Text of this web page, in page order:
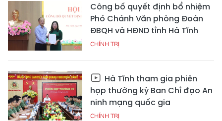
Công bố quyết định bổ nhiệm
Phó Chánh Văn phòng Đoàn
ĐBQH và HĐND tỉnh Hà Tĩnh
CHÍNH TRỊ
Hà Tĩnh tham gia phiên
họp thường kỳ Ban Chỉ đạo An
ninh mạng quốc gia
CHÍNH TRỊ